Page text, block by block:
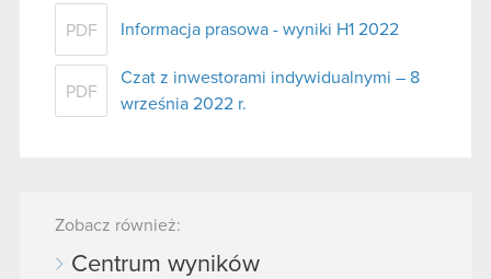
PDF Informacja prasowa - wyniki H1 2022
PDF
Czat z inwestorami indywidualnymi – 8
września 2022 r.
Zobacz również:
Centrum wyników